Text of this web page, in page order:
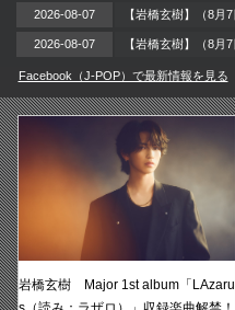
2026-08-07
2026-08-07
Facebook（J-POP）で最新情報を見る
岩橋玄樹 Major 1st album「LAzaru